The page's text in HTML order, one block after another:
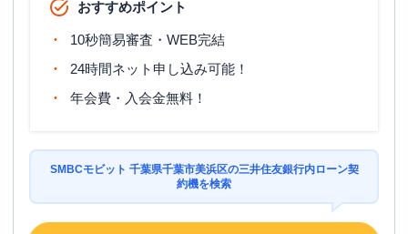
おすすめポイント
10秒簡易審査・WEB完結
24時間ネット申し込み可能！
年会費・入会金無料！
SMBCモビット 千葉県千葉市美浜区の三井住友銀行内ローン契
約機を検索